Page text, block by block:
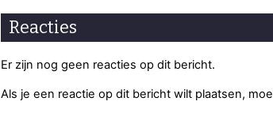
Reacties
Er zijn nog geen reacties op dit bericht.
Als je een reactie op dit bericht wilt plaatsen,